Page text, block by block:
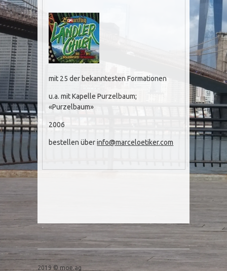
mit 25 der bekanntesten Formationen
u.a. mit Kapelle Purzelbaum;
«Purzelbaum»
2006
bestellen überinfo@marceloetiker.com
2019 © moe.ag